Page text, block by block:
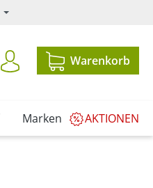
Warenkorb
Marken AKTIONEN